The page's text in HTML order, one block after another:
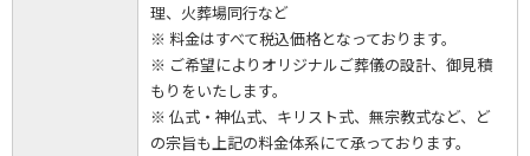
理、火葬場同行など
※ 料金はすべて税込価格となっております。
※ ご希望によりオリジナルご葬儀の設計、御見積
もりをいたします。
※ 仏式・神仏式、キリスト式、無宗教式など、ど
の宗旨も上記の料金体系にて承っております。